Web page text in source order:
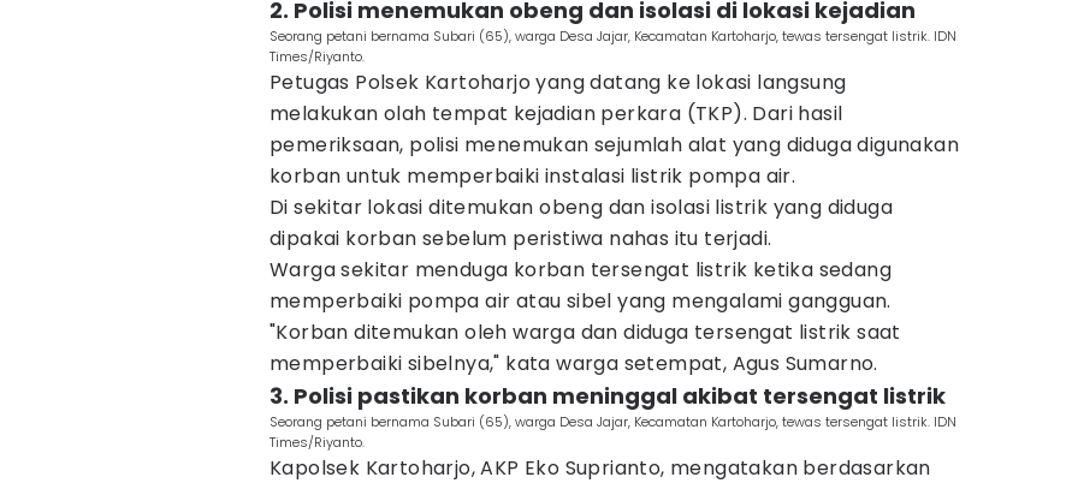
2. Polisi menemukan obeng dan isolasi di lokasi kejadian
Seorang petani bernama Subari (65), warga Desa Jajar, Kecamatan Kartoharjo, tewas tersengat listrik. IDN
Times/Riyanto.
Petugas Polsek Kartoharjo yang datang ke lokasi langsung
melakukan olah tempat kejadian perkara (TKP). Dari hasil
pemeriksaan, polisi menemukan sejumlah alat yang diduga digunakan
korban untuk memperbaiki instalasi listrik pompa air.
Di sekitar lokasi ditemukan obeng dan isolasi listrik yang diduga
dipakai korban sebelum peristiwa nahas itu terjadi.
Warga sekitar menduga korban tersengat listrik ketika sedang
memperbaiki pompa air atau sibel yang mengalami gangguan.
"Korban ditemukan oleh warga dan diduga tersengat listrik saat
memperbaiki sibelnya," kata warga setempat, Agus Sumarno.
3. Polisi pastikan korban meninggal akibat tersengat listrik
Seorang petani bernama Subari (65), warga Desa Jajar, Kecamatan Kartoharjo, tewas tersengat listrik. IDN
Times/Riyanto.
Kapolsek Kartoharjo, AKP Eko Suprianto, mengatakan berdasarkan